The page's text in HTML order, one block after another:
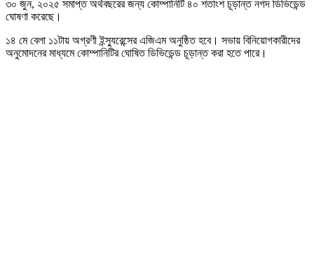
৩০ জুন, ২০২৫ সমাপ্ত অর্থবছরের জন্য কোম্পানিটি ৪০ শতাংশ চূড়ান্ত নগদ ডিভিডেন্ড
ঘোষণা করেছে।
১৪ মে বেলা ১১টায় অগ্রণী ইন্স্যুরেন্সের এজিএম অনুষ্ঠিত হবে। সভায় বিনিয়োগকারীদের
অনুমোদনের মাধ্যমে কোম্পানিটির ঘোষিত ডিভিডেন্ড চূড়ান্ত করা হতে পারে।